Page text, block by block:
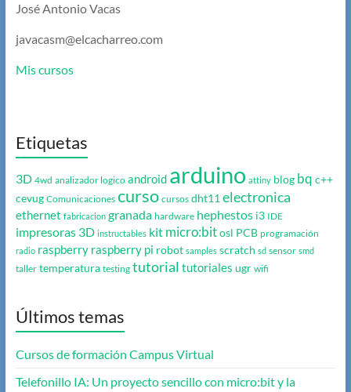
José Antonio Vacas
javacasm@elcacharreo.com
Mis cursos
Etiquetas
3D 4wd analizador logico android arduino attiny blog bq c++
cevug Comunicaciones curso cursos dht11 electronica
ethernet fabricacion granada hardware hephestos i3 IDE
impresoras 3D instructables kit micro:bit osl PCB programación
radio raspberry raspberry pi robot samples scratch sd sensor smd
taller temperatura testing tutorial tutoriales ugr wifi
Últimos temas
Cursos de formación Campus Virtual
Telefonillo IA: Un proyecto sencillo con micro:bit y la